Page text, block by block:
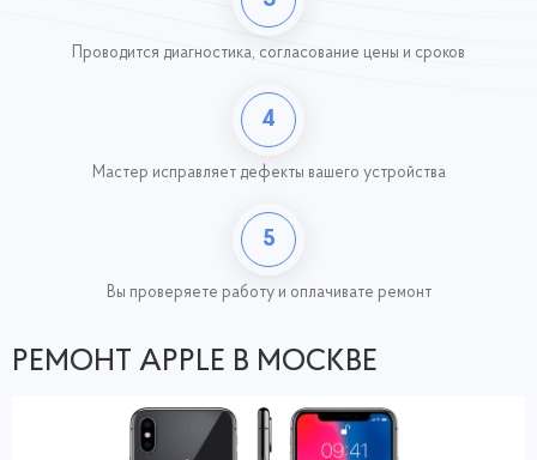
Проводится диагностика, согласование цены и сроков
4
Мастер исправляет дефекты вашего устройства
5
Вы проверяете работу и оплачивате ремонт
РЕМОНТ APPLE В МОСКВЕ